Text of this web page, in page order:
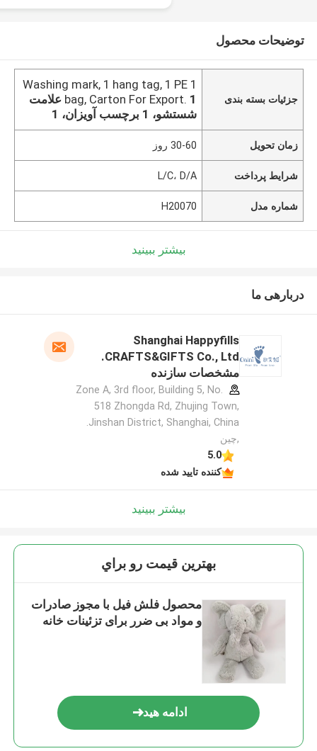
توضیحات محصول
جزئیات بسته بندی
1 Washing mark, 1 hang tag, 1 PE
bag, Carton For Export. 1 علامت
شستشو، 1 برچسب آویزان، 1
زمان تحویل 30-60 روز
شرایط پرداخت L/C، D/A
شماره مدل H20070
بیشتر ببینید
دربارهی ما
Shanghai Happyfills
CRAFTS&GIFTS Co., Ltd.
مشخصات سازنده
Zone A, 3rd floor, Building 5, No.
518 Zhongda Rd, Zhujing Town,
,چین
5.0
کننده تایید شده
بیشتر ببینید
بهترين قيمت رو براي
محصول فلش فیل با مجوز صادرات
و مواد بی ضرر برای تزئینات خانه
ادامه هید